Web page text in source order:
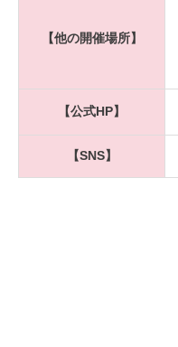
【他の開催場所】
【公式HP】
【SNS】